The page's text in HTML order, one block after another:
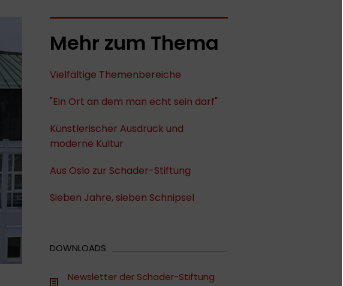
Mehr zum Thema
Vielfältige Themenbereiche
"Ein Ort an dem man echt sein darf"
Künstlerischer Ausdruck und
moderne Kultur
Aus Oslo zur Schader-Stiftung
Sieben Jahre, sieben Schnipsel
DOWNLOADS
Newsletter der Schader-Stiftung